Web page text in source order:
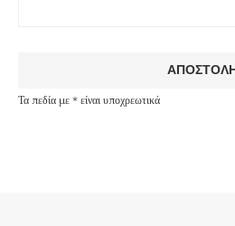
Τα πεδία με * είναι υποχρεωτικά